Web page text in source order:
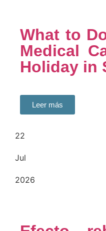
What to
Medical
Holiday in
Leer más
22
Jul
2026